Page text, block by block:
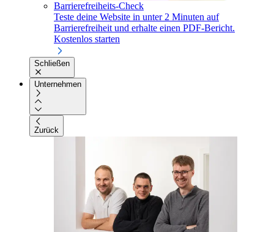
Barrierefreiheits-Check
Teste deine Website in unter 2 Minuten auf
Barrierefreiheit und erhalte einen PDF-Bericht.
Kostenlos starten
Schließen
Unternehmen
Zurück